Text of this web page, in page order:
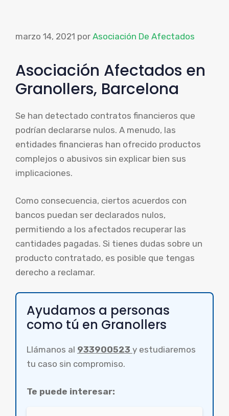
marzo 14, 2021 por Asociación De Afectados
Asociación Afectados en
Granollers, Barcelona
Se han detectado contratos financieros que
podrían declararse nulos. A menudo, las
entidades financieras han ofrecido productos
complejos o abusivos sin explicar bien sus
implicaciones.
Como consecuencia, ciertos acuerdos con
bancos puedan ser declarados nulos,
permitiendo a los afectados recuperar las
cantidades pagadas. Si tienes dudas sobre un
producto contratado, es posible que tengas
derecho a reclamar.
Ayudamos a personas
como tú en Granollers
Llámanos al 933900523 y estudiaremos
tu caso sin compromiso.
Te puede interesar: